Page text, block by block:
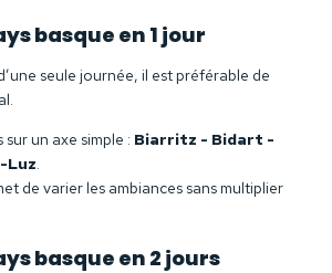
basque en 1 jour
seule journée, il est préférable de
un axe simple : Biarritz - Bidart -
Luz.
de varier les ambiances sans multiplier
basque en 2 jours